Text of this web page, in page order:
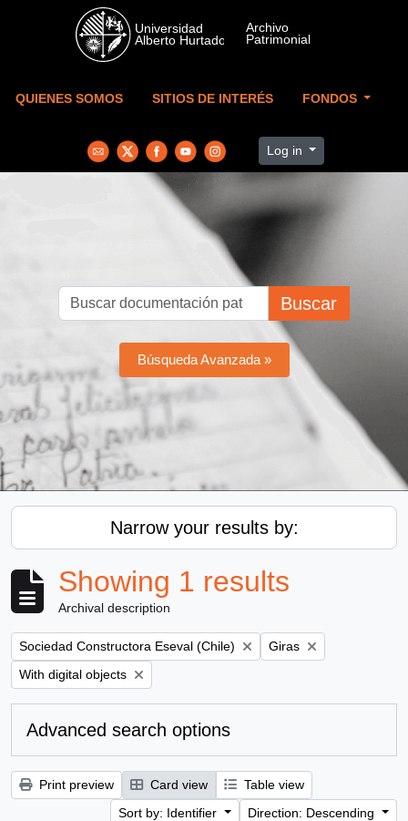
Skip to main content
QUIENES SOMOS SITIOS DE INTERÉS FONDOS
Log in
Buscar
Búsqueda Avanzada »
Narrow your results by:
Showing 1 results
Archival description
Remove filter:
Sociedad Constructora Eseval (Chile) Remove filter:
Giras
Remove filter:
With digital objects
Advanced search options
Print preview Card view
Table view
Sort by: Identifier
Direction: Descending